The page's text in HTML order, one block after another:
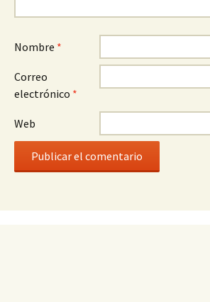
Nombre *
Correo
electrónico *
Web